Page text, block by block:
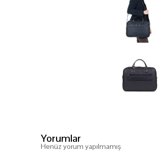
Yorumlar
Henüz yorum yapılmamış